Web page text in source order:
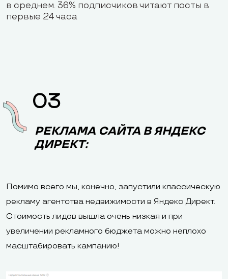
в среднем. 36% подписчиков читают посты в
первые 24 часа
03
РЕКЛАМА САЙТА В ЯНДЕКС
ДИРЕКТ:
Помимо всего мы, конечно, запустили классическую
рекламу агентства недвижимости в Яндекс Директ.
Стоимость лидов вышла очень низкая и при
увеличении рекламного бюджета можно неплохо
масштабировать кампанию!